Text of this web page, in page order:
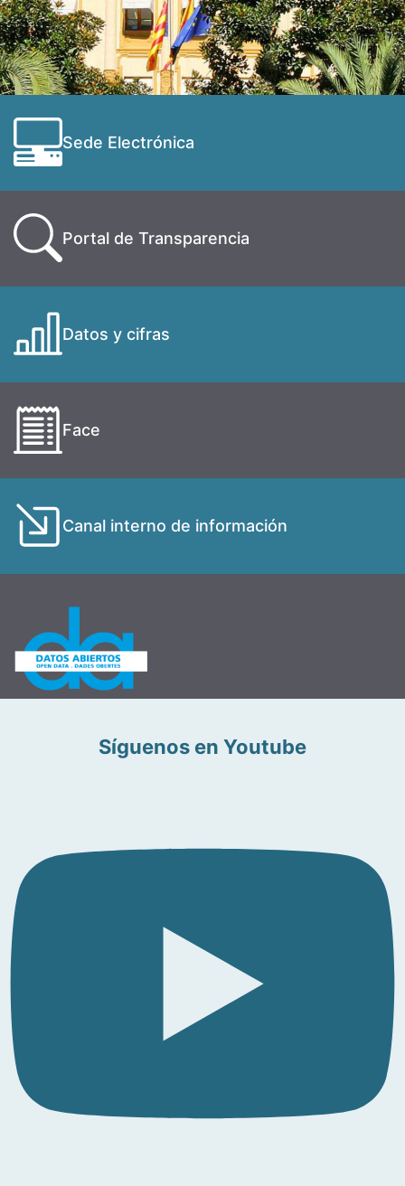
Sede Electrónica
Portal de Transparencia
Datos y cifras
Face
Canal interno de información
Síguenos en Youtube